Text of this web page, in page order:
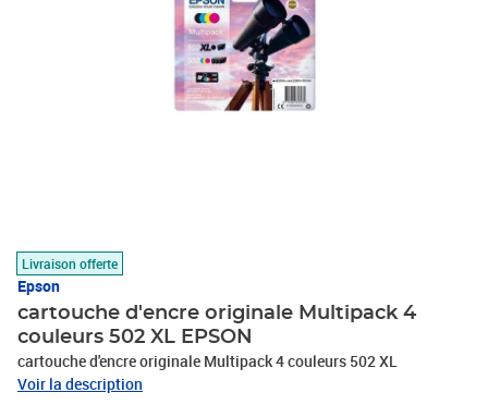
Livraison offerte
Epson
cartouche d'encre originale Multipack 4
couleurs 502 XL EPSON
cartouche d'encre originale Multipack 4 couleurs 502 XL
Voir la description